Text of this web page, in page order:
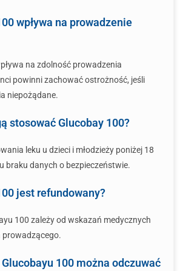
wpływa na prowadzenie
na zdolność prowadzenia
powinni zachować ostrożność, jeśli
niepożądane.
stosować Glucobay 100?
leku u dzieci i młodzieży poniżej 18
braku danych o bezpieczeństwie.
jest refundowany?
100 zależy od wskazań medycznych
prowadzącego.
100 można odczuwać